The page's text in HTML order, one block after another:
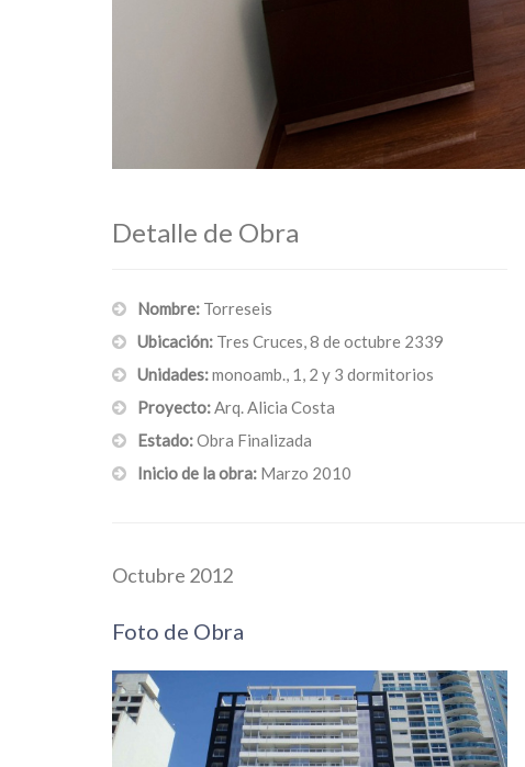
Detalle de Obra
Nombre: Torreseis
Ubicación: Tres Cruces, 8 de octubre 2339
Unidades:monoamb., 1, 2 y 3 dormitorios
Proyecto:Arq. Alicia Costa
Estado:Obra Finalizada
Inicio de la obra: Marzo 2010
Octubre 2012
Foto de Obra